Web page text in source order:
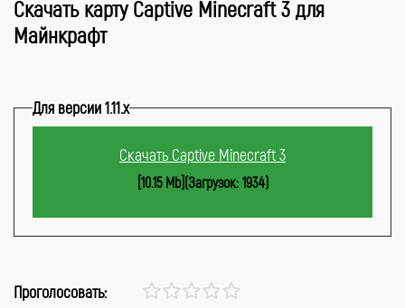
Скачать карту Captive Minecraft 3 для
Майнкрафт
Для версии 1.11.x
Скачать Captive Minecraft 3
[10.15 Mb](Загрузок: 1934)
Проголосовать: